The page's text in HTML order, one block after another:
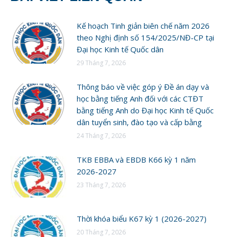
Kế hoạch Tinh giản biên chế năm 2026
theo Nghị định số 154/2025/NĐ-CP tại
Đại học Kinh tế Quốc dân
29 Tháng 7, 2026
Thông báo về việc góp ý Đề án dạy và
học bằng tiếng Anh đối với các CTĐT
bằng tiếng Anh do Đại học Kinh tế Quốc
dân tuyển sinh, đào tạo và cấp bằng
24 Tháng 7, 2026
TKB EBBA và EBDB K66 kỳ 1 năm
2026-2027
23 Tháng 7, 2026
Thời khóa biểu K67 kỳ 1 (2026-2027)
20 Tháng 7, 2026